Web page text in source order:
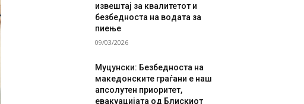
извештај за квалитетот и
безбедноста на водата за
пиење
09/03/2026
Муцунски: Безбедноста на
македонските граѓани е наш
апсолутен приоритет,
евакуацијата од Блискиот